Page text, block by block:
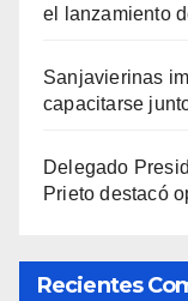
el lanzamiento
Sanjavierinas
capacitarse
Delegado
Prieto destacó
Recientes